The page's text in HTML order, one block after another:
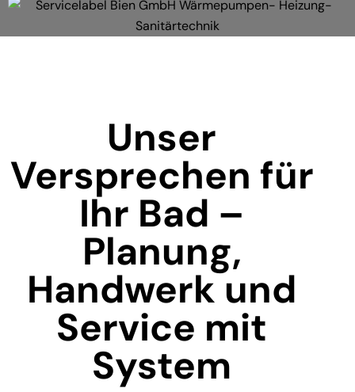
Unser
Versprechen für
Ihr Bad –
Planung,
Handwerk und
Service mit
System